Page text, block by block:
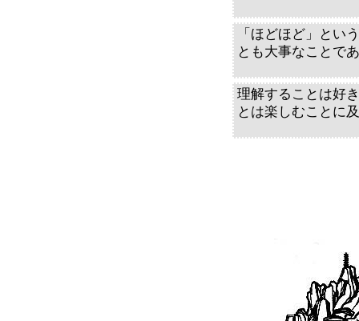
「ほどほど」とい
とも大事なことで
理解することは好
とは楽しむことに